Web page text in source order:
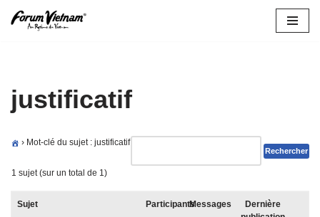
justificatif
› Mot-clé du sujet : justificatif
1 sujet (sur un total de 1)
Sujet ParticipantsMessages
Dernière